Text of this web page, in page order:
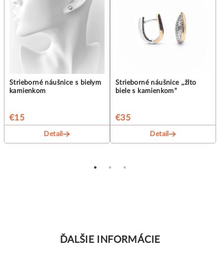
Strieborné náušnice s bielym
kamienkom
€15
Detail
Strieborné náušnice ,,žlto
biele s kamienkom"
€35
Detail
ĎALŠIE INFORMÁCIE